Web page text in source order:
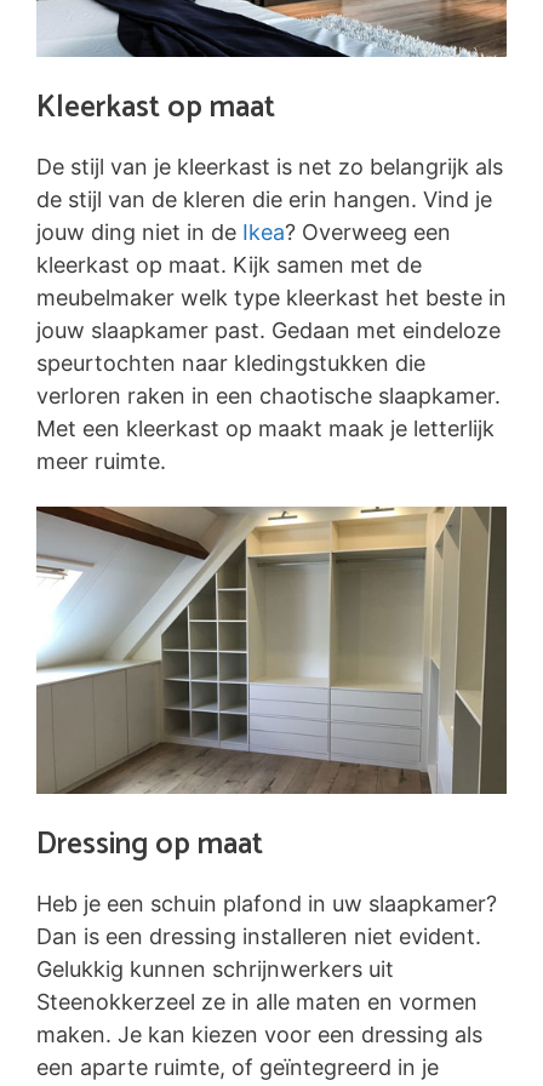
Kleerkast op maat
De stijl van je kleerkast is net zo belangrijk als
de stijl van de kleren die erin hangen. Vind je
jouw ding niet in de Ikea? Overweeg een
kleerkast op maat. Kijk samen met de
meubelmaker welk type kleerkast het beste in
jouw slaapkamer past. Gedaan met eindeloze
speurtochten naar kledingstukken die
verloren raken in een chaotische slaapkamer.
Met een kleerkast op maakt maak je letterlijk
meer ruimte.
Dressing op maat
Heb je een schuin plafond in uw slaapkamer?
Dan is een dressing installeren niet evident.
Gelukkig kunnen schrijnwerkers uit
Steenokkerzeel ze in alle maten en vormen
maken. Je kan kiezen voor een dressing als
een aparte ruimte, of geïntegreerd in je